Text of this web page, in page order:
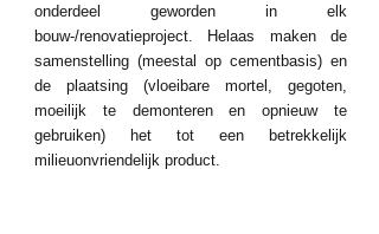
onderdeel geworden in elk
bouw-/renovatieproject. Helaas maken de
samenstelling (meestal op cementbasis) en
de plaatsing (vloeibare mortel, gegoten,
moeilijk te demonteren en opnieuw te
gebruiken) het tot een betrekkelijk
milieuonvriendelijk product.